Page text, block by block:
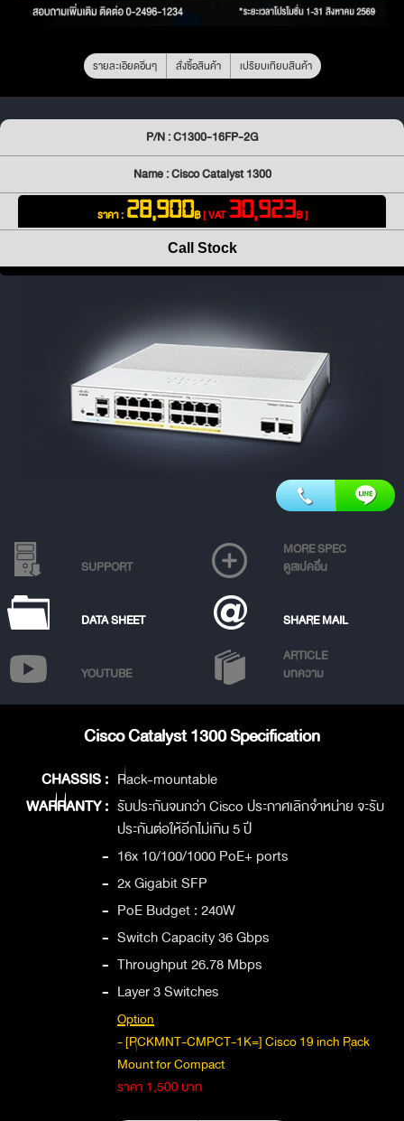
รายละเอียดอื่นๆ สั่งซื้อสินค้า เปรียบเทียบสินค้า
P/N : C1300-16FP-2G
Name : Cisco Catalyst 1300
ราคา : 28,900฿[ VAT30,923฿ ]
Call Stock
SUPPORT
MORE SPEC
ดูสเปคอื่น
DATA SHEET SHARE MAIL
YOUTUBE
ARTICLE
บทความ
Cisco Catalyst 1300 Specification
CHASSIS : Rack-mountable
WARRANTY : รับประกันจนกว่า Cisco ประกาศเลิกจำหน่าย จะรับ
ประกันต่อให้อีกไม่เกิน 5 ปี
- 16x 10/100/1000 PoE+ ports
- 2x Gigabit SFP
- PoE Budget : 240W
- Switch Capacity 36 Gbps
- Throughput 26.78 Mbps
- Layer 3 Switches
Option
- [RCKMNT-CMPCT-1K=] Cisco 19 inch Rack
Mount for Compact
ราคา 1,500 บาท